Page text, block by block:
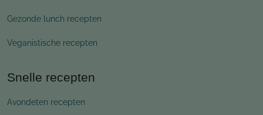
Gezonde lunch recepten
Veganistische recepten
Snelle recepten
Avondeten recepten